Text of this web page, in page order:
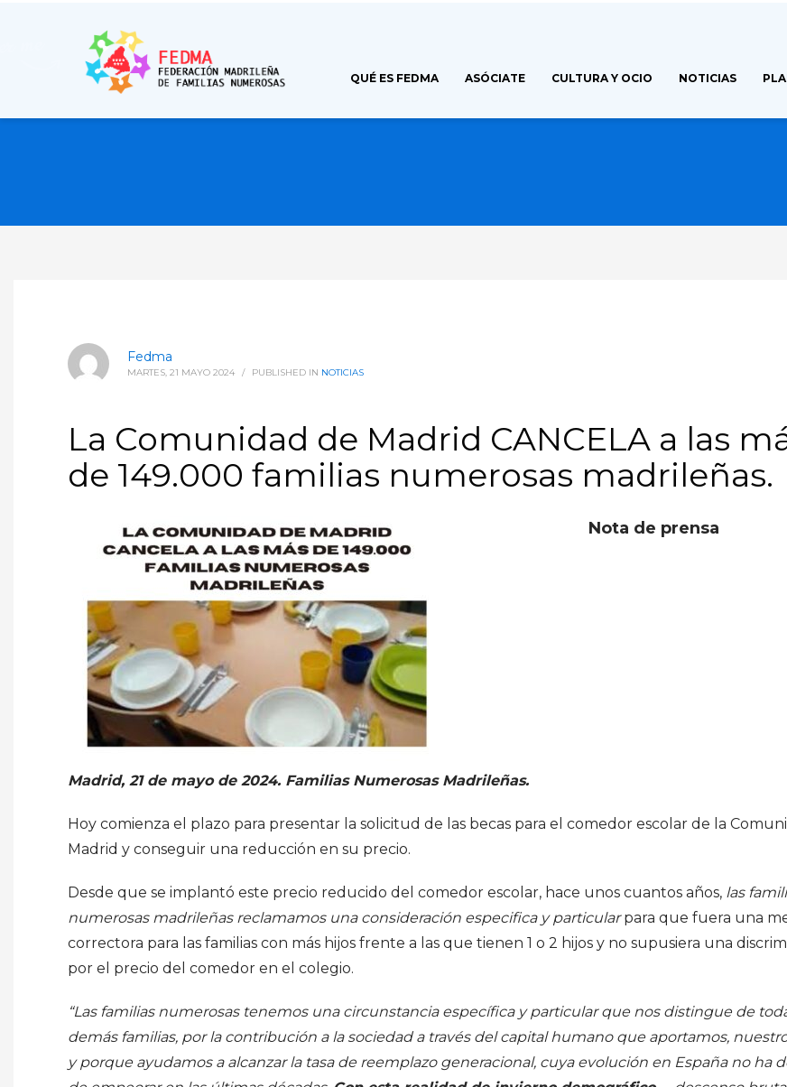
QUÉ ES FEDMA ASÓCIATE CULTURA Y OCIO NOTICIAS
Fedma
MARTES, 21 MAYO 2024 / PUBLISHED IN NOTICIAS
La Comunidad de Madrid CANCELA a las
de 149.000 familias numerosas madrileñas.
Nota de prensa
Madrid, 21 de mayo de 2024. Familias Numerosas Madrileñas.
Hoy comienza el plazo para presentar la solicitud de las becas para el comedor escolar de la
Madrid y conseguir una reducción en su precio.
Desde que se implantó este precio reducido del comedor escolar, hace unos cuantos años, las
numerosas madrileñas reclamamos una consideración especifica y particularpara que fuera una
correctora para las familias con más hijos frente a las que tienen 1 o 2 hijos y no supusiera una
por el precio del comedor en el colegio.
“Las familias numerosas tenemos una circunstancia específica y particular que nos distingue de
demás familias, por la contribución a la sociedad a través del capital humano que aportamos,
y porque ayudamos a alcanzar la tasa de reemplazo generacional, cuya evolución en España no ha